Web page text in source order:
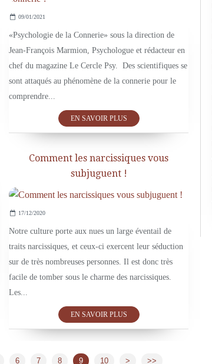
09/01/2021
«Psychologie de la Connerie» sous la direction de
Jean-François Marmion, Psychologue et rédacteur en
chef du magazine Le Cercle Psy. Des scientifiques se
sont attaqués au phénomène de la connerie pour le
comprendre...
EN SAVOIR PLUS
ACTUALITÉ
Comment les narcissiques vous
subjuguent !
17/12/2020
Notre culture porte aux nues un large éventail de
traits narcissiques, et ceux-ci exercent leur séduction
sur de très nombreuses personnes. Il est donc très
facile de tomber sous le charme des narcissiques.
Les...
EN SAVOIR PLUS
6 7 8 9 10 20
30
> >>